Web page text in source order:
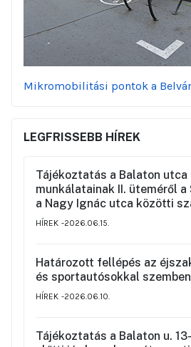
Mikromobilitási pontok a
LEGFRISSEBB HÍREK
Tájékoztatás a Balaton
munkálatainak II. üteméről a Szemere utca és
a Nagy Ignác utca közötti
valamint a környék
HÍREK 2026.06.15.
Határozott fellépés az
és sportautósokkal szemben
HÍREK 2026.06.10.
Tájékoztatás a Balaton u.